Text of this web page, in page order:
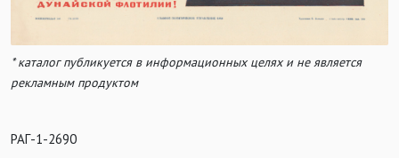
* каталог публикуется в информационных целях и не является
рекламным продуктом
РАГ-1-2690